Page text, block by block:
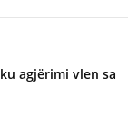
agjërimi vlen sa